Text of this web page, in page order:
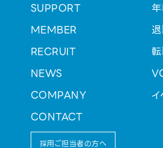
SUPPORT
MEMBER
RECRUIT
NEWS
COMPANY
CONTACT
採用ご担当者の方へ